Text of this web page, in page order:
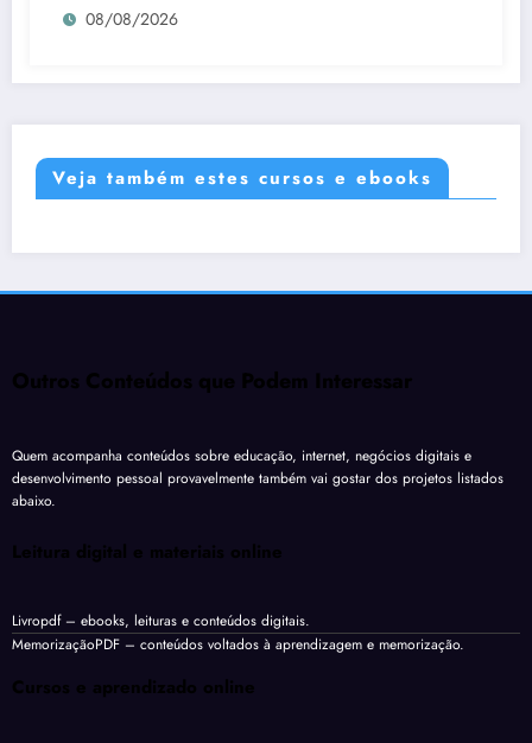
08/08/2026
Veja também estes cursos e ebooks
Outros Conteúdos que Podem Interessar
Quem acompanha conteúdos sobre educação, internet, negócios digitais e
desenvolvimento pessoal provavelmente também vai gostar dos projetos listados
abaixo.
Leitura digital e materiais online
Livropdf– ebooks, leituras e conteúdos digitais.
MemorizaçãoPDF – conteúdos voltados à aprendizagem e memorização.
Cursos e aprendizado online